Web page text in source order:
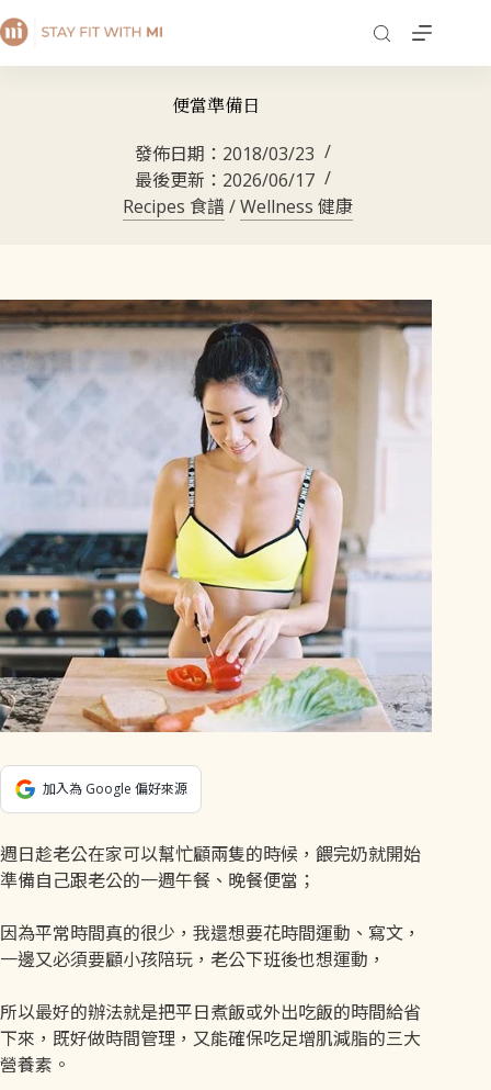
便當準備日
發佈日期： 2018/03/23
最後更新： 2026/06/17
Recipes 食譜 /Wellness 健康
加入為 Google 偏好來源
週日趁老公在家可以幫忙顧兩隻的時候，餵完奶就開始
準備自己跟老公的一週午餐、晚餐便當；
因為平常時間真的很少，我還想要花時間運動、寫文，
一邊又必須要顧小孩陪玩，老公下班後也想運動，
所以最好的辦法就是把平日煮飯或外出吃飯的時間給省
下來，既好做時間管理，又能確保吃足增肌減脂的三大
營養素。